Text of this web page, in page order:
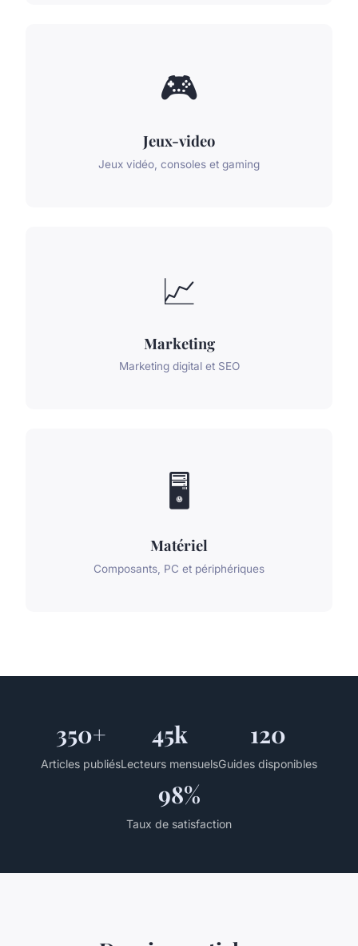
🎮
Jeux-video
Jeux vidéo, consoles et gaming
📈
Marketing
Marketing digital et SEO
🖥️
Matériel
Composants, PC et périphériques
350+
Articles publiés
45k
Lecteurs mensuels
120
Guides disponibles
98%
Taux de satisfaction